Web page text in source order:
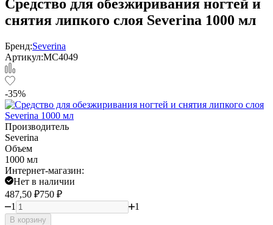
Средство для обезжиривания ногтей и
снятия липкого слоя Severina 1000 мл
Бренд:Severina
Артикул:МС4049
-35%
Производитель
Severina
Объем
1000 мл
Интернет-магазин:
Нет в наличии
487,50 ₽750 ₽
1
1
В корзину